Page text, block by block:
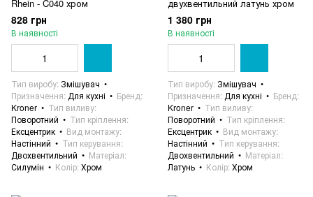
Rhein - C040 хром
828 грн
В наявності
Тип виробу Змішувач
Призначення Для кухні
Бренд
Kroner
Тип виливу
Поворотний
Тип кріплення
Ексцентрик
Вид монтажу
Настінний
Тип керування
Двохвентильний
Матеріал
Силумін
Колір Хром
двухвентильний латунь хром
1 380 грн
В наявності
Тип виробу Змішувач
Призначення Для кухні
Бренд
Kroner
Тип виливу
Поворотний
Тип кріплення
Ексцентрик
Вид монтажу
Настінний
Тип керування
Двохвентильний
Матеріал
Латунь
Колір Хром